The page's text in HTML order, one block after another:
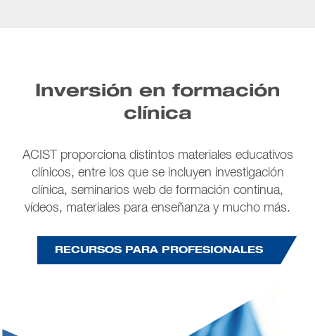
Inversión en formación
clínica
ACIST proporciona distintos materiales educativos
clínicos, entre los que se incluyen investigación
clínica, seminarios web de formación continua,
vídeos, materiales para enseñanza y mucho más.
RECURSOS PARA PROFESIONALES